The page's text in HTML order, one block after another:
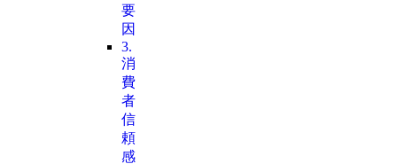
要
因
3.
消
費
者
信
頼
感